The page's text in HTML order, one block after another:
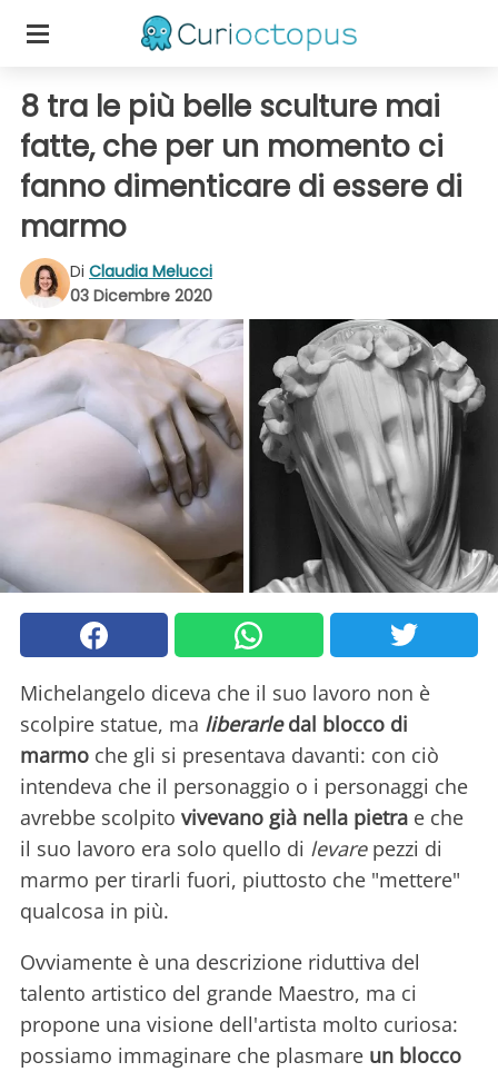
8 tra le più belle sculture mai
fatte, che per un momento ci
fanno dimenticare di essere di
marmo
Di Claudia Melucci
03 Dicembre 2020
Michelangelo diceva che il suo lavoro non è
scolpire statue, ma liberarledal blocco di
marmo che gli si presentava davanti: con ciò
intendeva che il personaggio o i personaggi che
avrebbe scolpito vivevano già nella pietra e che
il suo lavoro era solo quello di levarepezzi di
marmo per tirarli fuori, piuttosto che "mettere"
qualcosa in più.
Ovviamente è una descrizione riduttiva del
talento artistico del grande Maestro, ma ci
propone una visione dell'artista molto curiosa:
possiamo immaginare che plasmare un blocco